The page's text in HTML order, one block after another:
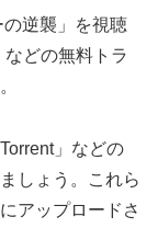
の逆襲」を視聴
どの無料トラ
」などの
しょう。これら
アップロードさ